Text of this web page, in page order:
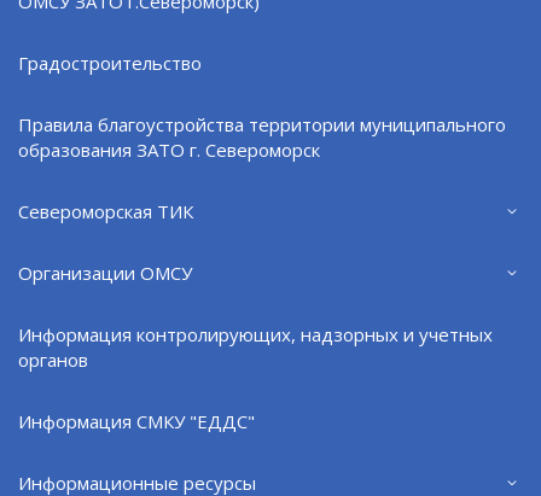
Градостроительство
Правила благоустройства территории муниципального
образования ЗАТО г. Североморск
Североморская ТИК
Организации ОМСУ
Информация контролирующих, надзорных и учетных
органов
Информация СМКУ "ЕДДС"
Информационные ресурсы
Новости